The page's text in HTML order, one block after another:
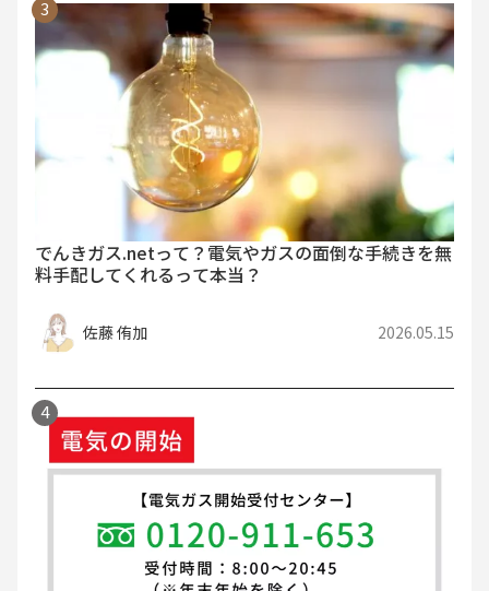
でんきガス.netって？電気やガスの面倒な手続きを無
料手配してくれるって本当？
佐藤 侑加 2026.05.15